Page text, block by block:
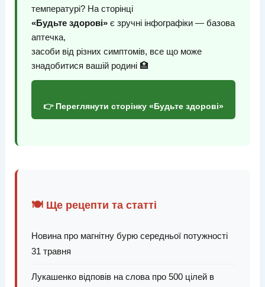
температурі? На сторінці
«Будьте здорові»є зручні інфографіки — базова
аптечка,
засоби від різних симптомів, все що може
знадобитися вашій родині 🏥
👉 Переглянути сторінку «Будьте здорові»
🍽️ Ще рецепти та статті
Новина про магнітну бурю середньої потужності
31 травня
Лукашенко відповів на слова про 500 цілей в